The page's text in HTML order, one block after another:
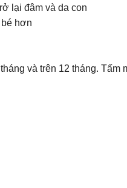
lại đâm và da con
hơn
và trên 12 tháng. Tấm